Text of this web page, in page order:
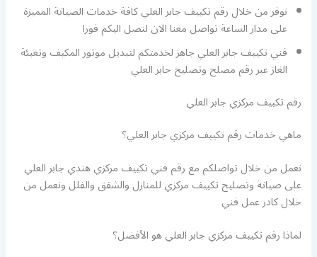
نوفر من خلال رقم تكييف جابر العلي كافة خدمات الصيانة المميزة
على مدار الساعة تواصل معنا الان لنصل اليكم فورا
فني تكييف جابر العلي جاهز لخدمتكم لتبديل موتور المكيف وتعبئة
الغاز عبر رقم مصلح وتصليح جابر العلي
رقم تكييف مركزي جابر العلي
ماهي خدمات رقم تكييف مركزي جابر العلي؟
نعمل من خلال تواصلكم مع رقم فني تكييف مركزي هندي جابر العلي
على صيانة وتصليح تكييف مركزي للمنازل والشقق والفلل ونعمل من
خلال كادر عمل فني
لماذا رقم تكييف مركزي جابر العلي هو الأفضل؟